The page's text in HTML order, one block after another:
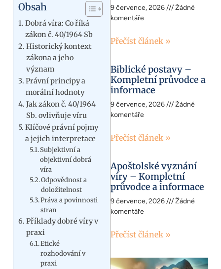
Obsah
Dobrá víra: Co říká
zákon č. 40/1964 Sb
Historický kontext
zákona a jeho
význam
Právní principy a
morální hodnoty
Jak zákon č. 40/1964
Sb. ovlivňuje víru
Klíčové právní pojmy
a jejich interpretace
Subjektivní a
objektivní dobrá
víra
Odpovědnost a
doložitelnost
Práva a povinnosti
stran
Příklady dobré víry v
praxi
Etické
rozhodování v
praxi
9 července, 2026
Žádné
komentáře
Přečíst článek »
Biblické postavy –
Kompletní průvodce a
informace
9 července, 2026
Žádné
komentáře
Přečíst článek »
Apoštolské vyznání
víry – Kompletní
průvodce a informace
9 července, 2026
Žádné
komentáře
Přečíst článek »